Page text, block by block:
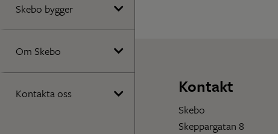
Skebo bygger
Om Skebo
Kontakta oss Kontakt
Skebo
Skeppargatan 8